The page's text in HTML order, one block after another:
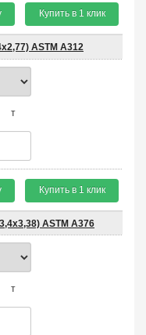
Купить в 1 клик
ASTM A312
т
Купить в 1 клик
ASTM A376
т